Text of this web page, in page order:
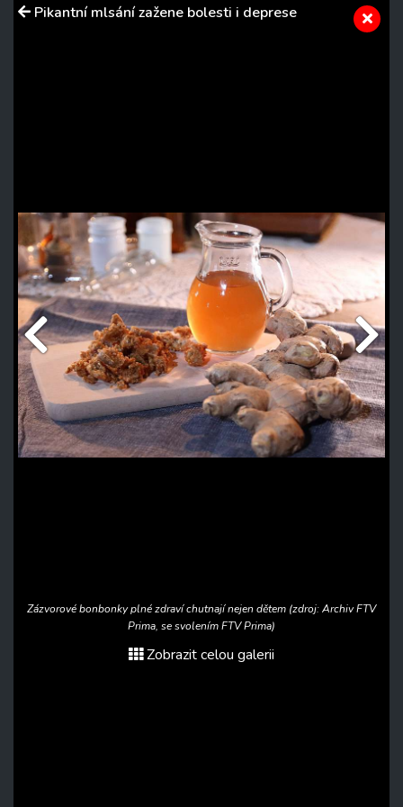
Pikantní mlsání zažene bolesti i deprese
Zázvorové bonbonky plné zdraví chutnají nejen dětem (zdroj: Archiv FTV
Prima, se svolením FTV Prima)
Zobrazit celou galerii